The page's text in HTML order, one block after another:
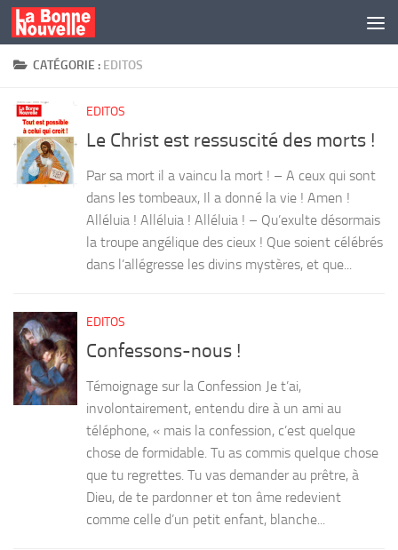
Skip to content
CATÉGORIE : EDITOS
EDITOS
Le Christ est ressuscité des morts !
Par sa mort il a vaincu la mort ! – A ceux qui sont
dans les tombeaux, Il a donné la vie ! Amen !
Alléluia ! Alléluia ! Alléluia ! – Qu’exulte désormais
la troupe angélique des cieux ! Que soient célébrés
dans l’allégresse les divins mystères, et que...
EDITOS
Confessons-nous !
Témoignage sur la Confession Je t’ai,
involontairement, entendu dire à un ami au
téléphone, « mais la confession, c’est quelque
chose de formidable. Tu as commis quelque chose
que tu regrettes. Tu vas demander au prêtre, à
Dieu, de te pardonner et ton âme redevient
comme celle d’un petit enfant, blanche...